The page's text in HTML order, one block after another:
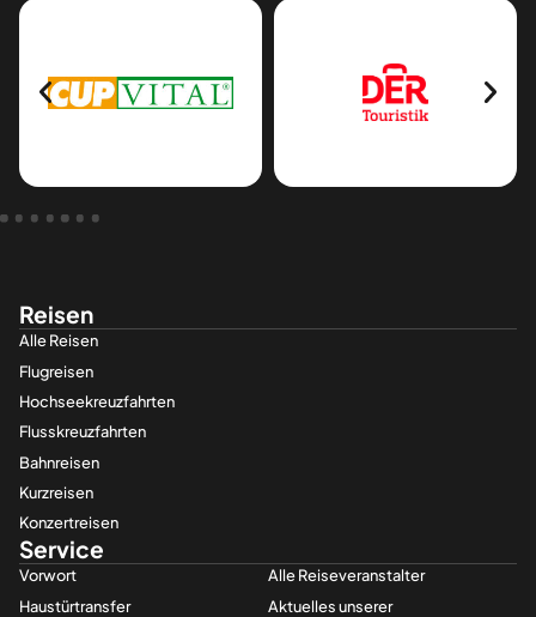
Reisen
Alle Reisen
Flugreisen
Hochseekreuzfahrten
Flusskreuzfahrten
Bahnreisen
Kurzreisen
Konzertreisen
Service
Vorwort
Haustürtransfer
Alle Reiseveranstalter
Aktuelles unserer